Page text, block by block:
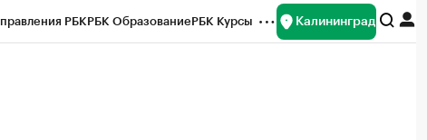
РБКРБК ОбразованиеРБК Курсы Калининград